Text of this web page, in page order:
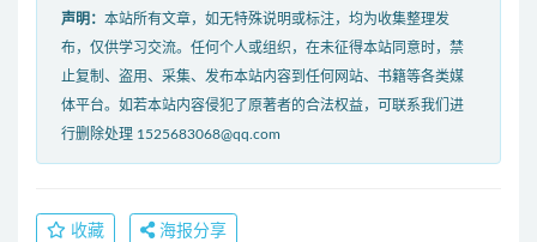
声明： 本站所有文章，如无特殊说明或标注，均为收集整理发
布，仅供学习交流。任何个人或组织，在未征得本站同意时，禁
止复制、盗用、采集、发布本站内容到任何网站、书籍等各类媒
体平台。如若本站内容侵犯了原著者的合法权益，可联系我们进
行删除处理 1525683068@qq.com
收藏 海报分享